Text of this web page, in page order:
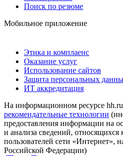
Поиск по резюме
Мобильное приложение
Этика и комплаенс
Оказание услуг
Использование сайтов
Защита персональных
ИТ аккредитация
На информационном ресурсе hh.ru
рекомендательные технологии
предоставления информации на
и анализа сведений, относящихся
пользователей сети «Интернет»,
Российской Федерации)